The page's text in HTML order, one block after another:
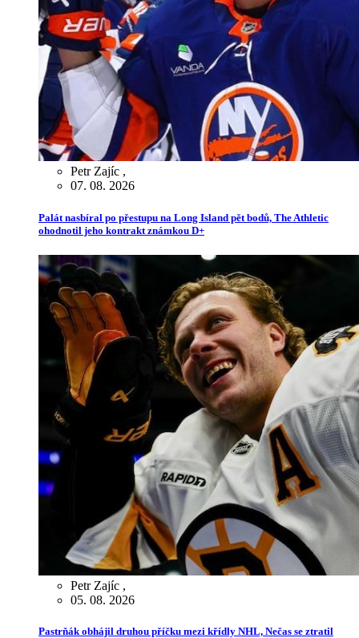
Petr Zajíc ,
07. 08. 2026
Palát nasbíral po přestupu na Long Island pět bodů, The Athletic
ohodnotil jeho kontrakt známkou D+
Petr Zajíc ,
05. 08. 2026
Pastrňák obhájil druhou příčku mezi křídly NHL, Nečas se ztratil